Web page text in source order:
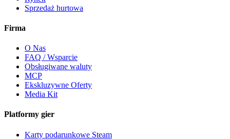
Sprzedaż hurtowa
Firma
O Nas
FAQ / Wsparcie
Obsługiwane waluty
MCP
Ekskluzywne Oferty
Media Kit
Platformy gier
Karty podarunkowe Steam